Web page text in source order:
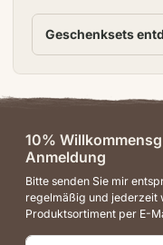
Geschenksets
10%
Anmeldung
Bitte senden Sie mir
regelmäßig und jederzeit
Produktsortiment per E-